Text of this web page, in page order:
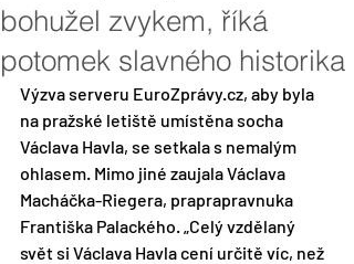
bohužel zvykem, říká
potomek slavného historika
Výzva serveru EuroZprávy.cz, aby byla
na pražské letiště umístěna socha
Václava Havla, se setkala s nemalým
ohlasem. Mimo jiné zaujala Václava
Macháčka-Riegera, praprapravnuka
Františka Palackého. „Celý vzdělaný
svět si Václava Havla cení určitě víc, než